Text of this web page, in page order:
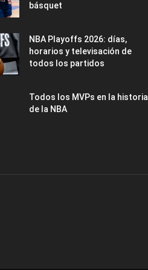
básquet
NBA Playoffs 2026: días,
horarios y televisación de
todos los partidos
Todos los MVPs en la historia
de la NBA